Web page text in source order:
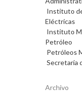
Instituto
Eléctricas
Instituto
Petróleo
Petróleos
Secretaría
Archivo